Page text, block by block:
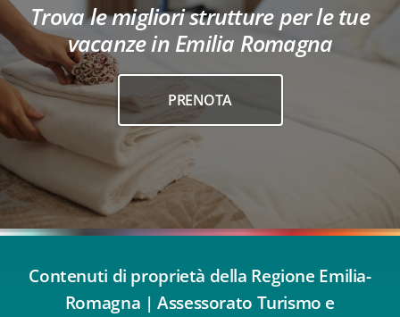
Trova le migliori strutture per le tue
vacanze in Emilia Romagna
PRENOTA
Contenuti di proprietà della Regione Emilia-
Romagna | Assessorato Turismo e